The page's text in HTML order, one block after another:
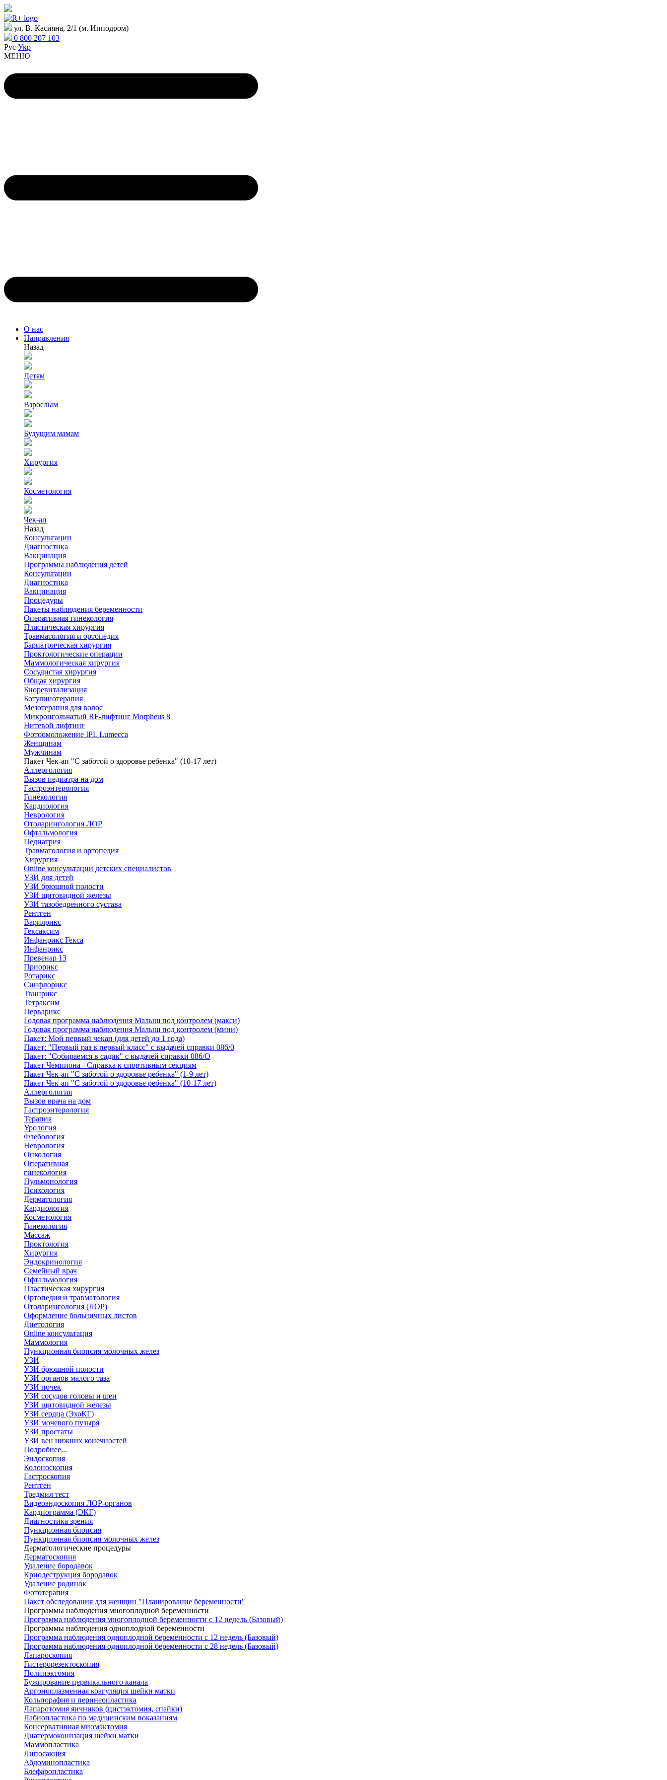
ул. В. Касияна, 2/1 (м. Ипподром)
0 800 207 103
Рус Укр
МЕНЮ
О нас
Направления
Назад
Детям
Взрослым
Будущим мамам
Хирургия
Косметология
Чек-ап
Назад
Консультации
Диагностика
Вакцинация
Программы наблюдения детей
Консультации
Диагностика
Вакцинация
Процедуры
Пакеты наблюдения беременности
Оперативная гинекология
Пластическая хирургия
Травматология и ортопедия
Бариатрическая хирургия
Проктологические операции
Маммологическая хирургия
Сосудистая хирургия
Общая хирургия
Биоревитализация
Ботулинотерапия
Мезотерапия для волос
Микроигольчатый RF-лифтинг Morpheus 8
Нитевой лифтинг
Фотоомоложение IPL Lumecca
Женщинам
Мужчинам
Пакет Чек-ап "С заботой о здоровье ребенка" (10-17 лет)
Аллергология
Вызов педиатра на дом
Гастроэнтерология
Гинекология
Кардиология
Неврология
Отоларингология ЛОР
Офтальмология
Педиатрия
Травматология и ортопедия
Хирургия
Online консультации детских специалистов
УЗИ для детей
УЗИ брюшной полости
УЗИ щитовидной железы
УЗИ тазобедренного сустава
Рентген
Варилрикс
Гексаксим
Инфанрикс Гекса
Инфанрикс
Превенар 13
Приорикс
Ротарикс
Синфлорикс
Твинрикс
Тетраксим
Церварикс
Годовая программа наблюдения Малыш под контролем (макси)
Годовая программа наблюдения Малыш под контролем (мини)
Пакет: Мой первый чекап (для детей до 1 года)
Пакет: "Первый раз в первый класс" с выдачей справки 086/0
Пакет: "Собираемся в садик" с выдачей справки 086/О
Пакет Чемпиона - Справка к спортивным секциям
Пакет Чек-ап "С заботой о здоровье ребенка" (1-9 лет)
Пакет Чек-ап "С заботой о здоровье ребенка" (10-17 лет)
Аллергология
Вызов врача на дом
Гастроэнтерология
Терапия
Урология
Флебология
Неврология
Онкология
Оперативная
гинекология
Пульмонология
Психология
Дерматология
Кардиология
Косметология
Гинекология
Массаж
Проктология
Хирургия
Эндокринология
Семейный врач
Офтальмология
Пластическая хирургия
Ортопедия и травматология
Отоларингология (ЛОР)
Оформление больничных листов
Диетология
Online консультация
Маммология
Пункционная биопсия молочных желез
УЗИ
УЗИ брюшной полости
УЗИ органов малого таза
УЗИ почек
УЗИ сосудов головы и шеи
УЗИ щитовидной железы
УЗИ сердца (ЭхоКГ)
УЗИ мочевого пузыря
УЗИ простаты
УЗИ вен нижних конечностей
Подробнее...
Эндоскопия
Колоноскопия
Гастроскопия
Рентген
Тредмил тест
Видеоэндоскопия ЛОР-органов
Кардиограмма (ЭКГ)
Диагностика зрения
Пункционная биопсия
Пункционная биопсия молочных желез
Дерматологические процедуры
Дерматоскопия
Удаление бородавок
Криодеструкция бородавок
Удаление родинок
Фототерапия
Пакет обследования для женщин "Планирование беременности"
Программы наблюдения многоплодной беременности
Программа наблюдения многоплодной беременности с 12 недель (Базовый)
Программы наблюдения одноплодной беременности
Программа наблюдения одноплодной беременности с 12 недель (Базовый)
Программа наблюдения одноплодной беременности с 28 недель (Базовый)
Лапароскопия
Гистерорезектоскопия
Полипэктомия
Бужирование цервикального канала
Аргоноплазменная коагуляция шейки матки
Кольпорафия и перинеопластика
Лапаротомия яичников (цистэктомия, спайки)
Лабиопластика по медицинским показаниям
Консервативная миомэктомия
Диатермоконизация шейки матки
Маммопластика
Липосакция
Абдоминопластика
Блефаропластика